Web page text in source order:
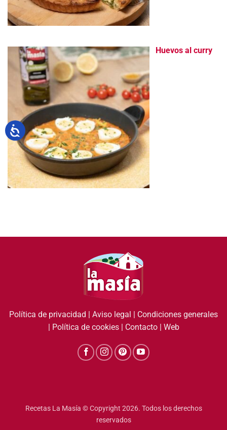
Huevos al curry
Política de privacidad Aviso legal
Condiciones generales
Política de cookies| Contacto| Web
Recetas La Masía © Copyright 2026. Todos los derechos
reservados